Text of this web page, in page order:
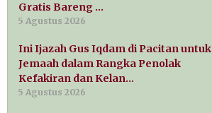
Gratis Bareng …
5 Agustus 2026
Ini Ijazah Gus Iqdam di Pacitan untuk
Jemaah dalam Rangka Penolak
Kefakiran dan Kelan…
5 Agustus 2026